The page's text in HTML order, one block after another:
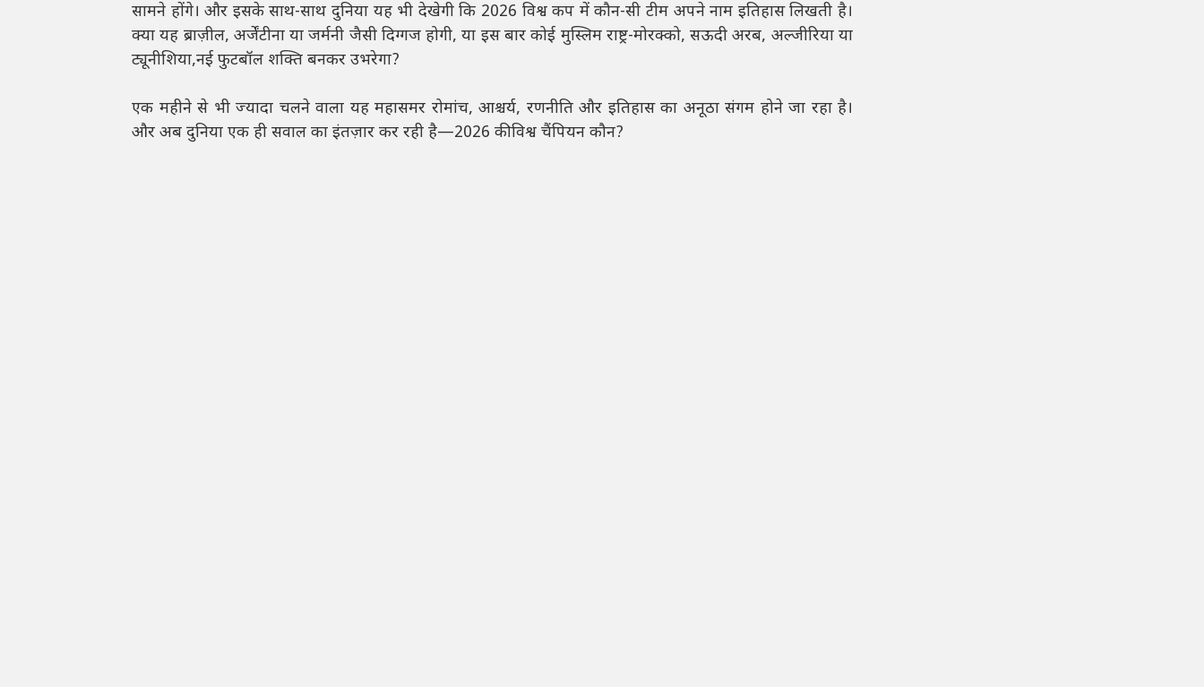
सामने होंगे। और इसके साथ-साथ दुनिया यह भी देखेगी कि 2026 विश्व कप में कौन-सी टीम अपने नाम इतिहास लिखती है।
क्या यह ब्राज़ील, अर्जेंटीना या जर्मनी जैसी दिग्गज होगी, या इस बार कोई मुस्लिम राष्ट्र-मोरक्को, सऊदी अरब, अल्जीरिया या
ट्यूनीशिया,नई फुटबॉल शक्ति बनकर उभरेगा?
एक महीने से भी ज्यादा चलने वाला यह महासमर रोमांच, आश्चर्य, रणनीति और इतिहास का अनूठा संगम होने जा रहा है।
और अब दुनिया एक ही सवाल का इंतज़ार कर रही है—2026 की विश्व चैंपियन कौन?